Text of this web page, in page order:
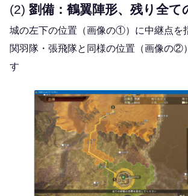
(2) 劉備：鶴翼陣形、残り全て
城の左下の位置（画像の①）に中継点を
関羽隊・張飛隊と同様の位置（画像の②
す